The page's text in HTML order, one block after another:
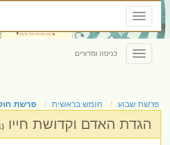
Toggle
navigation
Toggle
navigation
כניסה ומדורים
פרשת שבוע חומש בראשית פרשת חוקת
הגדת האדם וקדושת חייו